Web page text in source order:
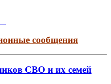
сообщения
СВО и их семей